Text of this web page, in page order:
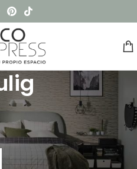
Mostrando el único resultado